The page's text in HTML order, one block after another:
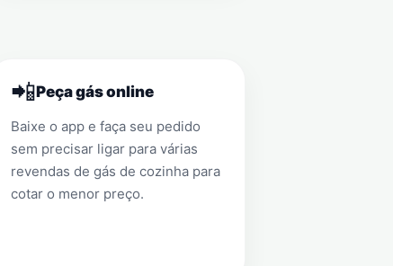
📲Peça gás online
Baixe o app e faça seu pedido
sem precisar ligar para várias
revendas de gás de cozinha para
cotar o menor preço.